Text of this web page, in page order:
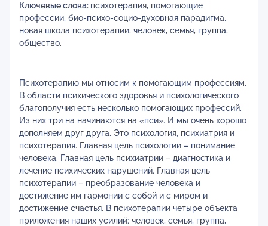
Ключевые слова: психотерапия, помогающие
профессии, био-психо-социо-духовная парадигма,
новая школа психотерапии, человек, семья, группа,
общество.
Психотерапию мы относим к помогающим профессиям.
В области психического здоровья и психологического
благополучия есть несколько помогающих профессий.
Из них три на начинаются на «пси». И мы очень хорошо
дополняем друг друга. Это психология, психиатрия и
психотерапия. Главная цель психологии – понимание
человека. Главная цель психиатрии – диагностика и
лечение психических нарушений. Главная цель
психотерапии – преобразование человека и
достижение им гармонии с собой и с миром и
достижение счастья. В психотерапии четыре объекта
приложения наших усилий: человек, семья, группа,